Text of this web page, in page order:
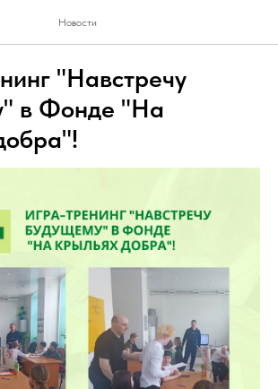
Новости
"Навстречу
в Фонде "На